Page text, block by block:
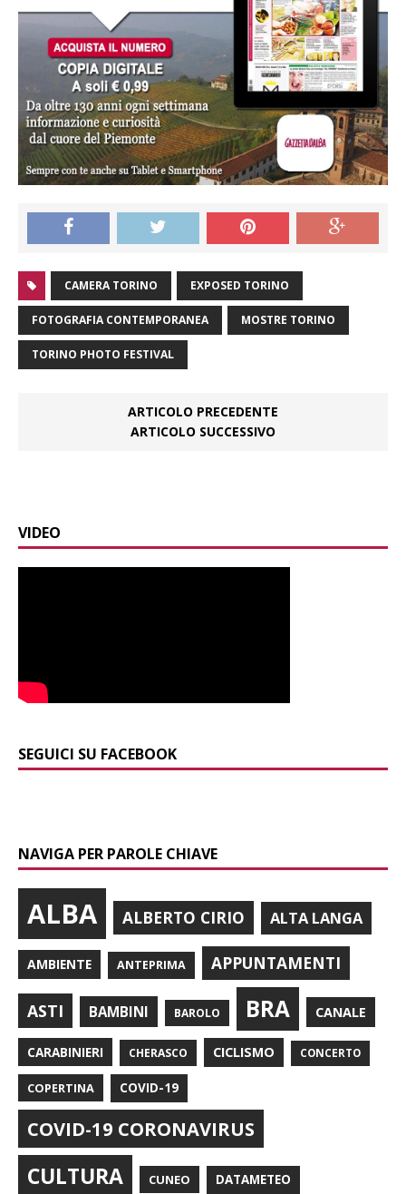
CAMERA TORINO EXPOSED TORINO
FOTOGRAFIA CONTEMPORANEA MOSTRE TORINO
TORINO PHOTO FESTIVAL
ARTICOLO PRECEDENTE
ARTICOLO SUCCESSIVO
VIDEO
SEGUICI SU FACEBOOK
NAVIGA PER PAROLE CHIAVE
ALBA ALBERTO CIRIO ALTA LANGA
AMBIENTE ANTEPRIMA APPUNTAMENTI
ASTI BAMBINI BAROLO BRA CANALE
CARABINIERI CHERASCO CICLISMO CONCERTO
COPERTINA COVID-19
COVID-19 CORONAVIRUS
CULTURA CUNEO DATAMETEO